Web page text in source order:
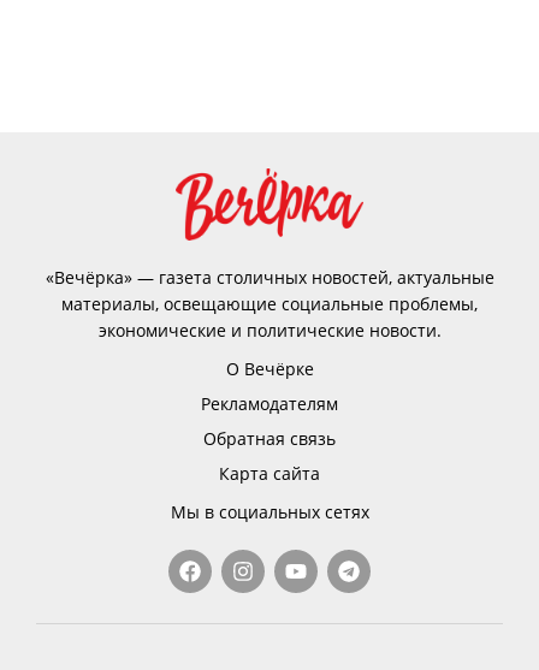
«Вечёрка» — газета столичных новостей, актуальные
материалы, освещающие социальные проблемы,
экономические и политические новости.
О Вечёрке
Рекламодателям
Обратная связь
Карта сайта
Мы в социальных сетях